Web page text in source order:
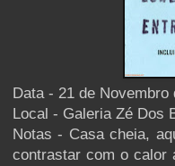
Data - 21 de Novembro
Local - Galeria Zé Dos
Notas - Casa cheia,
contrastar com o calor